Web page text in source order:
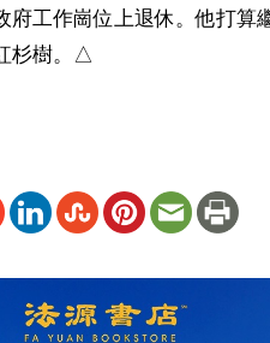
府工作崗位上退休。他打算
杉樹。△